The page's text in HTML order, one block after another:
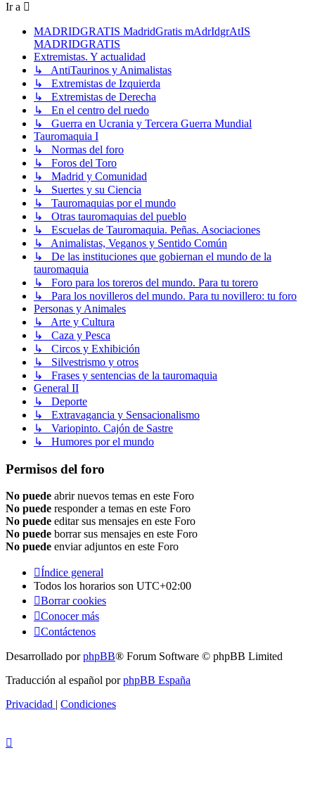
Ir a
MADRIDGRATIS MadridGratis mAdrIdgrAtIS
MADRIDGRATIS
Extremistas. Y actualidad
↳ AntiTaurinos y Animalistas
↳ Extremistas de Izquierda
↳ Extremistas de Derecha
↳ En el centro del ruedo
↳ Guerra en Ucrania y Tercera Guerra Mundial
Tauromaquia I
↳ Normas del foro
↳ Foros del Toro
↳ Madrid y Comunidad
↳ Suertes y su Ciencia
↳ Tauromaquias por el mundo
↳ Otras tauromaquias del pueblo
↳ Escuelas de Tauromaquia. Peñas. Asociaciones
↳ Animalistas, Veganos y Sentido Común
↳ De las instituciones que gobiernan el mundo de la
tauromaquia
↳ Foro para los toreros del mundo. Para tu torero
↳ Para los novilleros del mundo. Para tu novillero: tu foro
Personas y Animales
↳ Arte y Cultura
↳ Caza y Pesca
↳ Circos y Exhibición
↳ Silvestrismo y otros
↳ Frases y sentencias de la tauromaquia
General II
↳ Deporte
↳ Extravagancia y Sensacionalismo
↳ Variopinto. Cajón de Sastre
↳ Humores por el mundo
Permisos del foro
No puede abrir nuevos temas en este Foro
No puede responder a temas en este Foro
No puede editar sus mensajes en este Foro
No puede borrar sus mensajes en este Foro
No puede enviar adjuntos en este Foro
Índice general
Todos los horarios son UTC+02:00
Borrar cookies
Conocer más
Contáctenos
Desarrollado porphpBB® Forum Software © phpBB Limited
Traducción al español porphpBB España
Privacidad | Condiciones